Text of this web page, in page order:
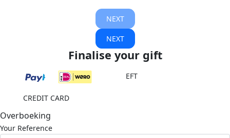
NEXT
NEXT
Finalise your gift
EFT
CREDIT CARD
Overboeking
Your Reference